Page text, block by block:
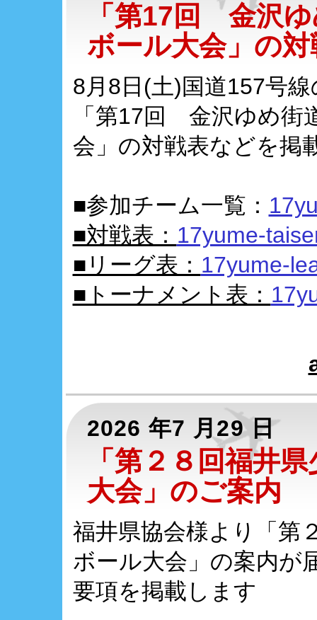
「第17回 金沢
ボール大会」の
8月8日(土)国道157号
「第17回 金沢ゆめ街
会」の対戦表などを掲
■参加チーム一覧：
■対戦表： 17yume-
■リーグ表： 17yume-
■トーナメント表：
2026 年7 月29 日
「第２８回福井
大会」のご案内
福井県協会様より「第
ボール大会」の案内が
要項を掲載します